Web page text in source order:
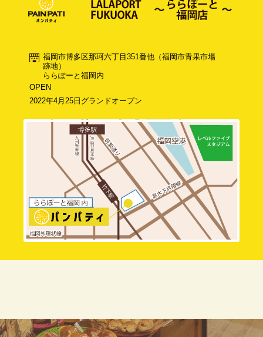
福岡市博多区那珂六丁目351番他（福岡市青果市場
跡地）
ららぽーと福岡内
OPEN
2022年4月25日グランドオープン